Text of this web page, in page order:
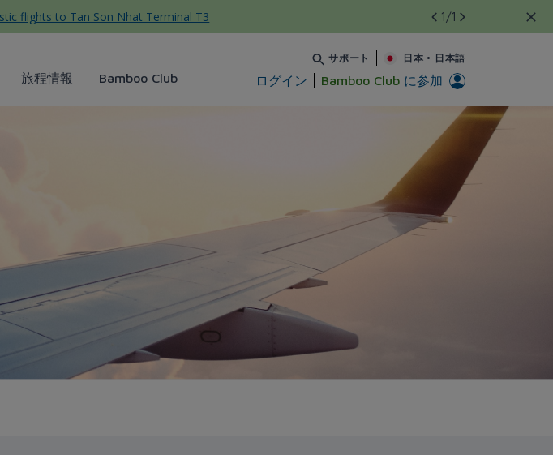
flights to Tan Son Nhat Terminal T3 1/1
旅程情報 Bamboo Club
サポート 日本 • 日本語
ログイン Bamboo Club に参加